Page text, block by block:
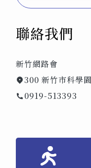
聯絡我們
新竹網路會
300 新竹市科學
0919-513393